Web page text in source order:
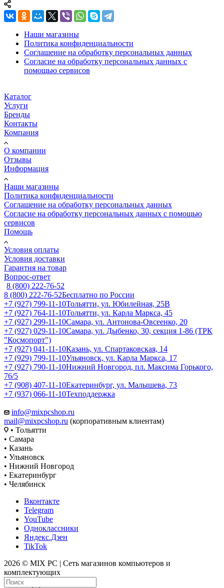
Наши магазины
Политика конфиденциальности
Соглашение на обработку персональных данных
Согласие на обработку персональных данных с
помощью сервисов
Каталог
Услуги
Бренды
Контакты
Компания
О компании
Отзывы
Информация
Наши магазины
Политика конфиденциальности
Соглашение на обработку персональных данных
Согласие на обработку персональных данных с помощью
сервисов
Помощь
Условия оплаты
Условия доставки
Гарантия на товар
Вопрос-ответ
8 (800) 222-76-52
8 (800) 222-76-52Бесплатно по России
+7 (927) 799-11-10Тольятти, ул. Юбилейная, 25В
+7 (927) 764-11-10Тольятти, ул. Карла Маркса, 45
+7 (927) 299-11-10Самара, ул. Антонова-Овсеенко, 20
+7 (927) 029-11-10Самара, ул. Дыбенко, 30, секция 1-86 (ТРК
"Космопорт")
+7 (927) 041-11-10Казань, ул. Спартаковская, 14
+7 (929) 799-11-10Ульяновск, ул. Карла Маркса, 17
+7 (927) 790-11-10Нижний Новгород, пл. Максима Горького,
76/5
+7 (908) 407-11-10Екатеринбург, ул. Малышева, 73
+7 (937) 066-11-10Техподдержка
info@mixpcshop.ru
mail@mixpcshop.ru (корпоративным клиентам)
• Тольятти
• Самара
• Казань
• Ульяновск
• Нижний Новгород
• Екатеринбург
• Челябинск
Вконтакте
Telegram
YouTube
Одноклассники
Яндекс.Дзен
TikTok
2026 © MIX PC | Сеть магазинов компьютеров и
комплектующих